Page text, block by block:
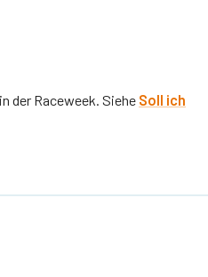
der Raceweek. Siehe Soll ich